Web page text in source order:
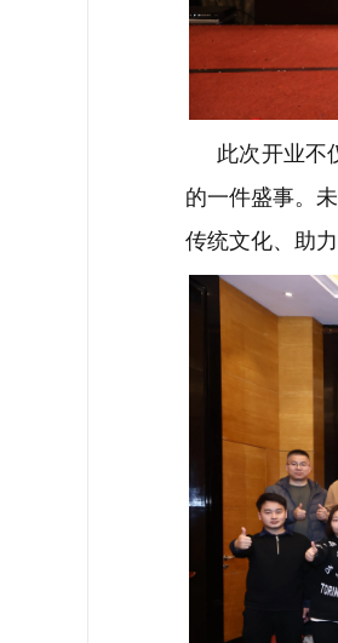
此次开业不
的一件盛事。
传统文化、助